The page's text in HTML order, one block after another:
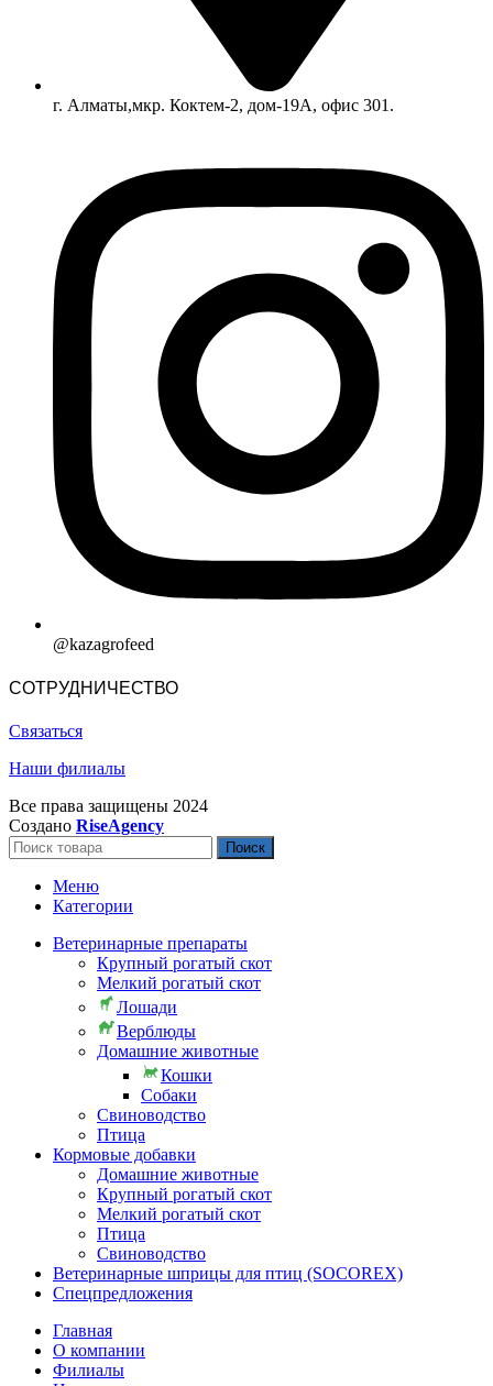
г. Алматы,мкр. Коктем-2, дом-19А, офис 301.
@kazagrofeed
СОТРУДНИЧЕСТВО
Связаться
Наши филиалы
Все права защищены 2024
Создано RiseAgency
Поиск
Меню
Категории
Ветеринарные препараты
Крупный рогатый скот
Мелкий рогатый скот
Лошади
Верблюды
Домашние животные
Кошки
Собаки
Свиноводство
Птица
Кормовые добавки
Домашние животные
Крупный рогатый скот
Мелкий рогатый скот
Птица
Свиноводство
Ветеринарные шприцы для птиц (SOCOREX)
Спецпредложения
Главная
О компании
Филиалы